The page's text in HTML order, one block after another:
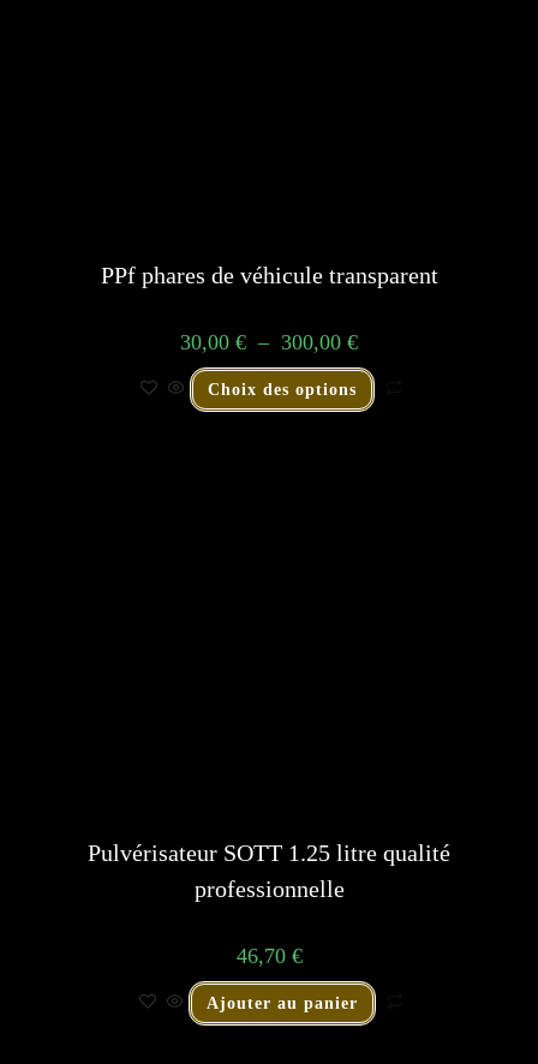
PPf phares de véhicule transparent
30,00 € – 300,00 €
Choix des options
Pulvérisateur SOTT 1.25 litre qualité
professionnelle
46,70 €
Ajouter au panier